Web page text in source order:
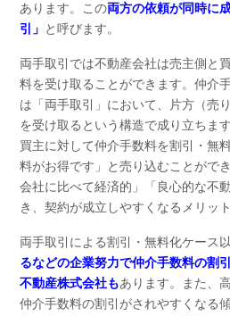
あります。この両方の依頼が同時に
引」 と呼びます。
両手取引では不動産会社は売主側と
料を受け取ることができます。仲介
は「両手取引」において、片方（売
を受け取るという構造で成り立ちま
買主に対して仲介手数料を割引・無
料がお得です」と売り込むことがで
会社に比べて経済的」「良心的な不
き、契約が成立しやすくなるメリッ
両手取引による割引・無料化ケース以
るなどの企業努力で仲介手数料の割
不動産株式会社もあります。また、
仲介手数料の割引がされやすくなる